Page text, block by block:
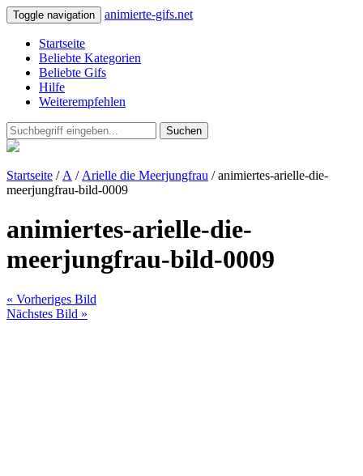
Toggle navigation animierte-gifs.net
Startseite
Beliebte Kategorien
Beliebte Gifs
Hilfe
Weiterempfehlen
Suchen
Startseite / A / Arielle die Meerjungfrau / animiertes-arielle-die-
meerjungfrau-bild-0009
animiertes-arielle-die-
meerjungfrau-bild-0009
« Vorheriges Bild
Nächstes Bild »